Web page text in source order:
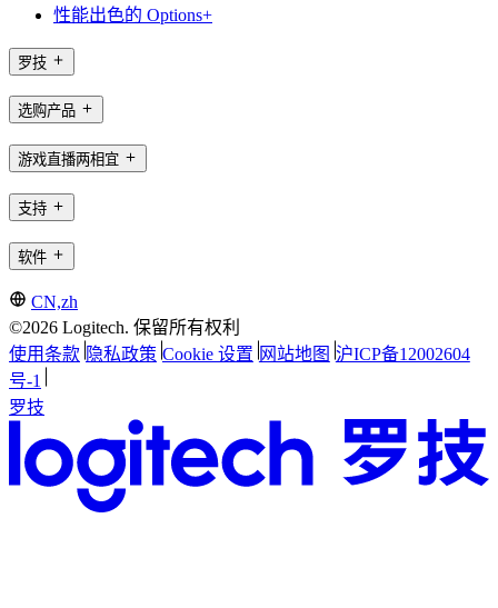
性能出色的 Options+
罗技
选购产品
游戏直播两相宜
支持
软件
CN,zh
©2026 Logitech. 保留所有权利
使用条款 隐私政策 Cookie 设置 网站地图 沪ICP备12002604
号-1
罗技